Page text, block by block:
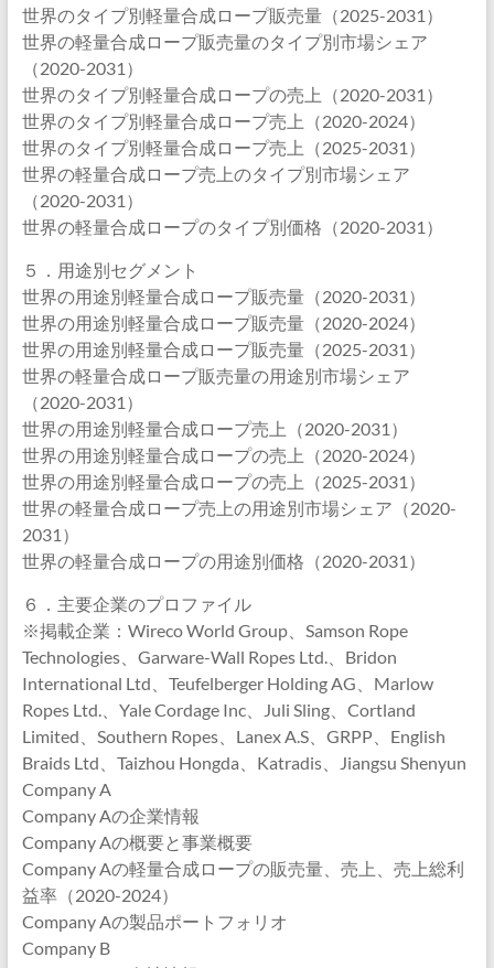
世界のタイプ別軽量合成ロープ販売量（2025-2031）
世界の軽量合成ロープ販売量のタイプ別市場シェア
（2020-2031）
世界のタイプ別軽量合成ロープの売上（2020-2031）
世界のタイプ別軽量合成ロープ売上（2020-2024）
世界のタイプ別軽量合成ロープ売上（2025-2031）
世界の軽量合成ロープ売上のタイプ別市場シェア
（2020-2031）
世界の軽量合成ロープのタイプ別価格（2020-2031）
５．用途別セグメント
世界の用途別軽量合成ロープ販売量（2020-2031）
世界の用途別軽量合成ロープ販売量（2020-2024）
世界の用途別軽量合成ロープ販売量（2025-2031）
世界の軽量合成ロープ販売量の用途別市場シェア
（2020-2031）
世界の用途別軽量合成ロープ売上（2020-2031）
世界の用途別軽量合成ロープの売上（2020-2024）
世界の用途別軽量合成ロープの売上（2025-2031）
世界の軽量合成ロープ売上の用途別市場シェア（2020-
2031）
世界の軽量合成ロープの用途別価格（2020-2031）
６．主要企業のプロファイル
※掲載企業：Wireco World Group、Samson Rope
Technologies、Garware-Wall Ropes Ltd.、Bridon
International Ltd、Teufelberger Holding AG、Marlow
Ropes Ltd.、Yale Cordage Inc、Juli Sling、Cortland
Limited、Southern Ropes、Lanex A.S、GRPP、English
Braids Ltd、Taizhou Hongda、Katradis、Jiangsu Shenyun
Company A
Company Aの企業情報
Company Aの概要と事業概要
Company Aの軽量合成ロープの販売量、売上、売上総利
益率（2020-2024）
Company Aの製品ポートフォリオ
Company B